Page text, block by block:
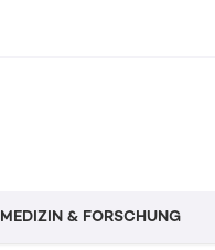
MEDIZIN & FORSCHUNG